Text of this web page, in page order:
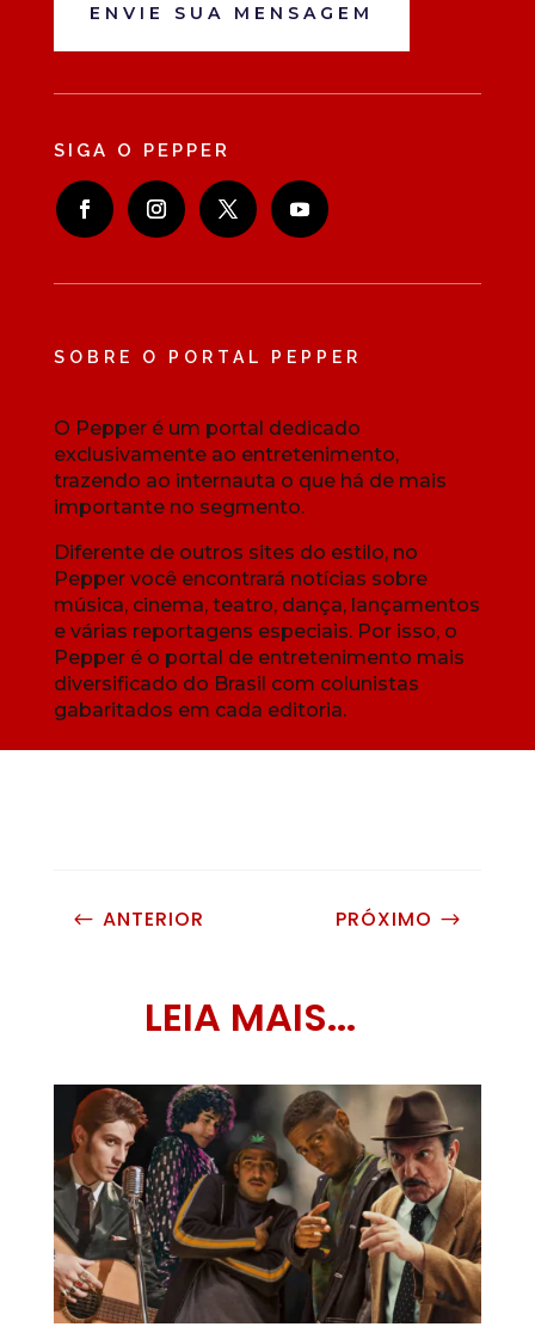
ENVIE SUA MENSAGEM
SIGA O PEPPER
SOBRE O PORTAL PEPPER
O Pepper é um portal dedicado
exclusivamente ao entretenimento,
trazendo ao internauta o que há de mais
importante no segmento.
Diferente de outros sites do estilo, no
Pepper você encontrará notícias sobre
música, cinema, teatro, dança, lançamentos
e várias reportagens especiais. Por isso, o
Pepper é o portal de entretenimento mais
diversificado do Brasil com colunistas
gabaritados em cada editoria.
# ANTERIOR PRÓXIMO $
LEIA MAIS...